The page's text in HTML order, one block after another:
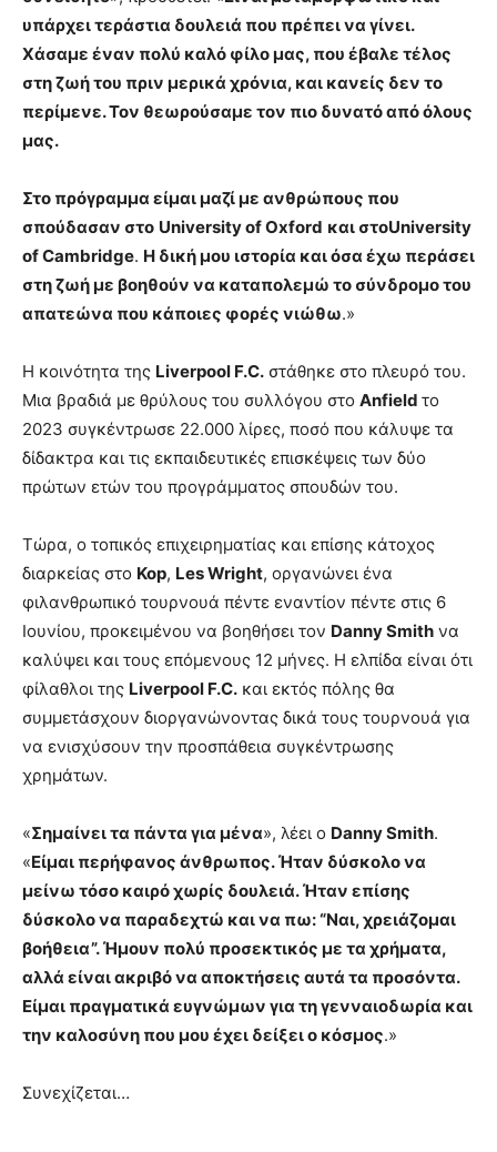
υπάρχει τεράστια δουλειά που πρέπει να γίνει.
Χάσαμε έναν πολύ καλό φίλο μας, που έβαλε τέλος
στη ζωή του πριν μερικά χρόνια, και κανείς δεν το
περίμενε. Τον θεωρούσαμε τον πιο δυνατό από όλους
μας.
Στο πρόγραμμα είμαι μαζί με ανθρώπους που
σπούδασαν στο University of Oxford και στοUniversity
of Cambridge. Η δική μου ιστορία και όσα έχω περάσει
στη ζωή με βοηθούν να καταπολεμώ το σύνδρομο του
απατεώνα που κάποιες φορές νιώθω.»
Η κοινότητα της Liverpool F.C. στάθηκε στο πλευρό του.
Μια βραδιά με θρύλους του συλλόγου στο Anfield το
2023 συγκέντρωσε 22.000 λίρες, ποσό που κάλυψε τα
δίδακτρα και τις εκπαιδευτικές επισκέψεις των δύο
πρώτων ετών του προγράμματος σπουδών του.
Τώρα, ο τοπικός επιχειρηματίας και επίσης κάτοχος
διαρκείας στο Kop, Les Wright, οργανώνει ένα
φιλανθρωπικό τουρνουά πέντε εναντίον πέντε στις 6
Ιουνίου, προκειμένου να βοηθήσει τον Danny Smith να
καλύψει και τους επόμενους 12 μήνες. Η ελπίδα είναι ότι
φίλαθλοι της Liverpool F.C. και εκτός πόλης θα
συμμετάσχουν διοργανώνοντας δικά τους τουρνουά για
να ενισχύσουν την προσπάθεια συγκέντρωσης
χρημάτων.
«Σημαίνει τα πάντα για μένα», λέει ο Danny Smith.
«Είμαι περήφανος άνθρωπος. Ήταν δύσκολο να
μείνω τόσο καιρό χωρίς δουλειά. Ήταν επίσης
δύσκολο να παραδεχτώ και να πω: “Ναι, χρειάζομαι
βοήθεια”. Ήμουν πολύ προσεκτικός με τα χρήματα,
αλλά είναι ακριβό να αποκτήσεις αυτά τα προσόντα.
Είμαι πραγματικά ευγνώμων για τη γενναιοδωρία και
την καλοσύνη που μου έχει δείξει ο κόσμος.»
Συνεχίζεται…